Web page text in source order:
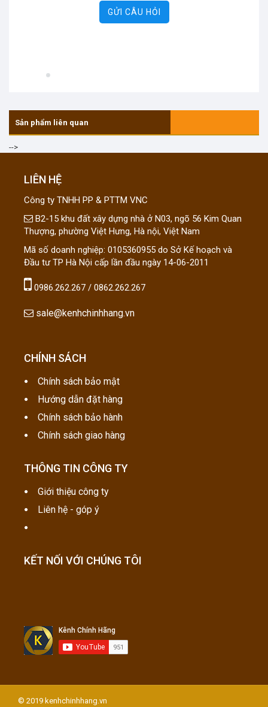
GỬI CÂU HỎI
Sản phẩm liên quan
-->
LIÊN HỆ
Công ty TNHH PP & PTTM VNC
B2-15 khu đất xây dựng nhà ở N03, ngõ 56 Kim Quan
Thượng, phường Việt Hưng, Hà nội, Việt Nam
Mã số doanh nghiệp: 0105360955 do Sở Kế hoạch và
Đầu tư TP Hà Nội cấp lần đầu ngày 14-06-2011
0986.262.267 / 0862.262.267
sale@kenhchinhhang.vn
CHÍNH SÁCH
Chính sách bảo mật
Hướng dẫn đặt hàng
Chính sách bảo hành
Chính sách giao hàng
THÔNG TIN CÔNG TY
Giới thiệu công ty
Liên hệ - góp ý
KẾT NỐI VỚI CHÚNG TÔI
© 2019 kenhchinhhang.vn